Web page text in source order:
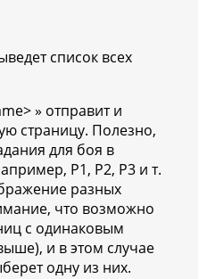
список всех
» отправит и
страницу. Полезно,
для боя в
P1, P2, P3 и т.
разных
что возможно
с одинаковым
и в этом случае
одну из них.